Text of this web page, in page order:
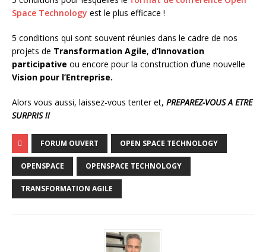
Space Technology est le plus efficace !
5 conditions qui sont souvent réunies dans le cadre de nos
projets de Transformation Agile, d’Innovation
participative ou encore pour la construction d’une nouvelle
Vision pour l’Entreprise.
Alors vous aussi, laissez-vous tenter et, PREPAREZ-VOUS A ETRE
SURPRIS !!
FORUM OUVERT OPEN SPACE TECHNOLOGY
OPENSPACE OPENSPACE TECHNOLOGY
TRANSFORMATION AGILE